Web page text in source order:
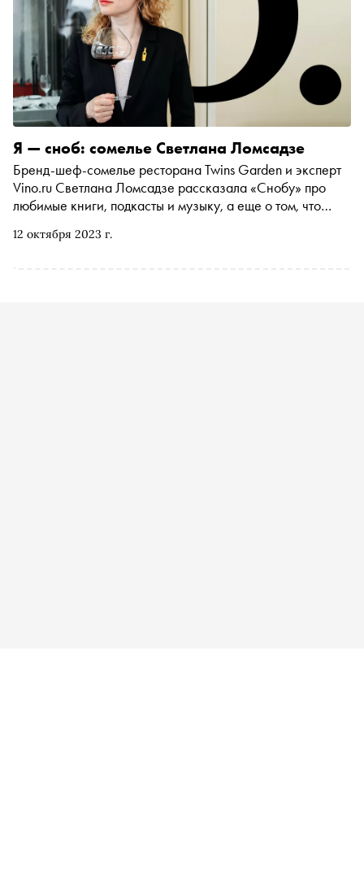
12 октября 2023 г.
Я — сноб: сомелье Светлана Ломсадзе
Бренд-шеф-сомелье ресторана Twins Garden и эксперт
Vino.ru Светлана Ломсадзе рассказала «Снобу» про
любимые книги, подкасты и музыку, а еще о том, что